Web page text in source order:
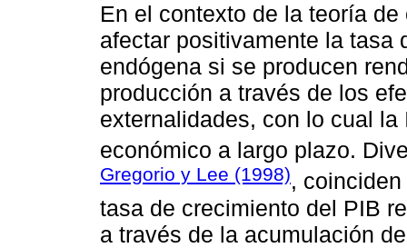
En el contexto de la teoría
afectar positivamente la tasa
endógena si se producen
producción a través de los
externalidades, con lo cual
económico a largo plazo.
Gregorio y Lee (1998),
tasa de crecimiento del PIB
a través de la acumulación